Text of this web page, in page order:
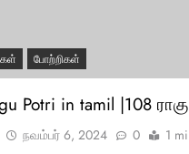
போற்றிகள்
Potri in tamil |108
நவம்பர் 6, 2024 0 1